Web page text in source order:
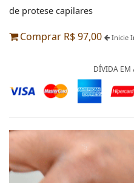
de protese capilares
Comprar R$ 97,00 Inicie
DÍVIDA EM